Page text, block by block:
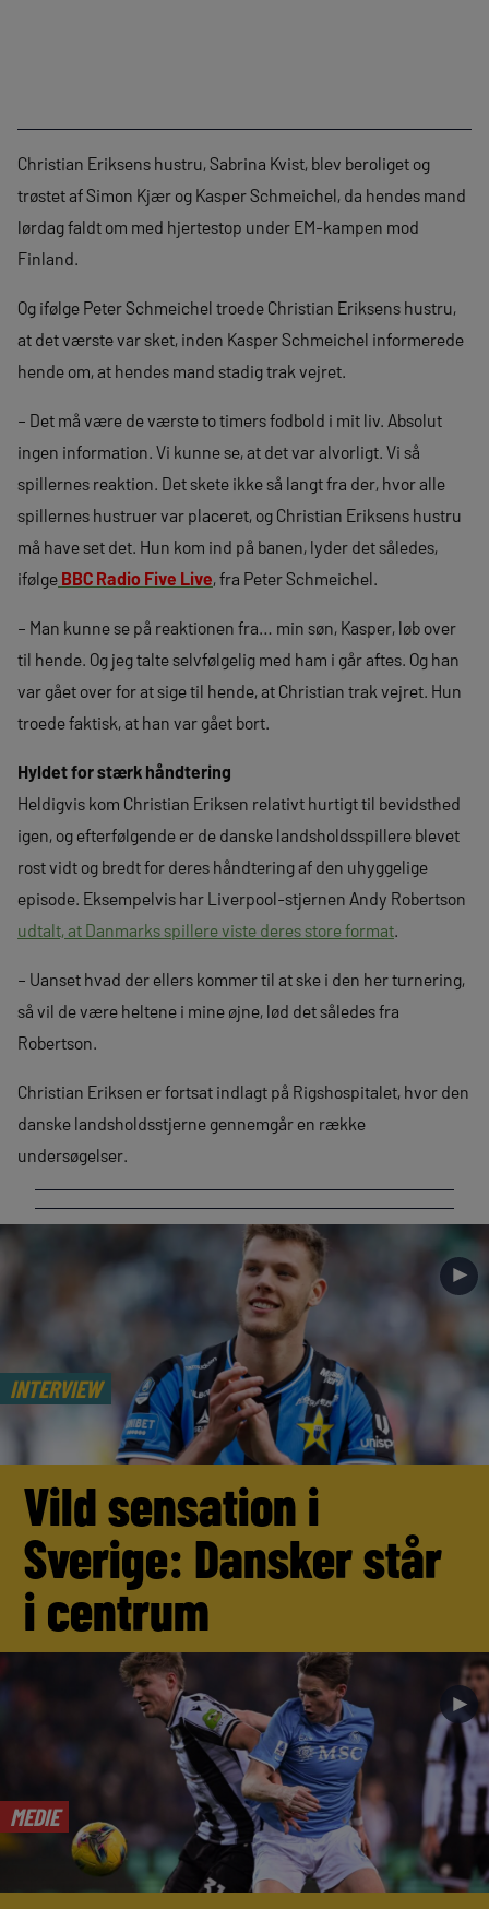
Christian Eriksens hustru, Sabrina Kvist, blev beroliget og
trøstet af Simon Kjær og Kasper Schmeichel, da hendes mand
lørdag faldt om med hjertestop under EM-kampen mod
Finland.
Og ifølge Peter Schmeichel troede Christian Eriksens hustru,
at det værste var sket, inden Kasper Schmeichel informerede
hende om, at hendes mand stadig trak vejret.
– Det må være de værste to timers fodbold i mit liv. Absolut
ingen information. Vi kunne se, at det var alvorligt. Vi så
spillernes reaktion. Det skete ikke så langt fra der, hvor alle
spillernes hustruer var placeret, og Christian Eriksens hustru
må have set det. Hun kom ind på banen, lyder det således,
ifølge BBC Radio Five Live, fra Peter Schmeichel.
– Man kunne se på reaktionen fra… min søn, Kasper, løb over
til hende. Og jeg talte selvfølgelig med ham i går aftes. Og han
var gået over for at sige til hende, at Christian trak vejret. Hun
troede faktisk, at han var gået bort.
Hyldet for stærk håndtering
Heldigvis kom Christian Eriksen relativt hurtigt til bevidsthed
igen, og efterfølgende er de danske landsholdsspillere blevet
rost vidt og bredt for deres håndtering af den uhyggelige
episode. Eksempelvis har Liverpool-stjernen Andy Robertson
udtalt, at Danmarks spillere viste deres store format
– Uanset hvad der ellers kommer til at ske i den her turnering,
så vil de være heltene i mine øjne, lød det således fra
Robertson.
Christian Eriksen er fortsat indlagt på Rigshospitalet, hvor den
danske landsholdsstjerne gennemgår en række
undersøgelser.
INTERVIEW
►
Vild sensation i
Sverige: Dansker står
i centrum
MEDIE
►